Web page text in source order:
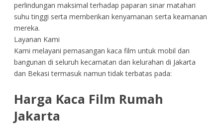
perlindungan maksimal terhadap paparan sinar matahari
suhu tinggi serta memberikan kenyamanan serta keamanan
mereka.
Layanan Kami
Kami melayani pemasangan kaca film untuk mobil dan
bangunan di seluruh kecamatan dan kelurahan di Jakarta
dan Bekasi termasuk namun tidak terbatas pada:
Harga Kaca Film Rumah
Jakarta